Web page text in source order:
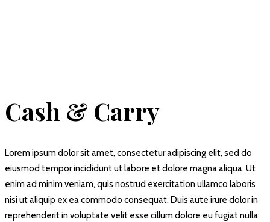
Cash & Carry
Lorem ipsum dolor sit amet, consectetur adipiscing elit, sed do
eiusmod tempor incididunt ut labore et dolore magna aliqua. Ut
enim ad minim veniam, quis nostrud exercitation ullamco laboris
nisi ut aliquip ex ea commodo consequat. Duis aute irure dolor in
reprehenderit in voluptate velit esse cillum dolore eu fugiat nulla